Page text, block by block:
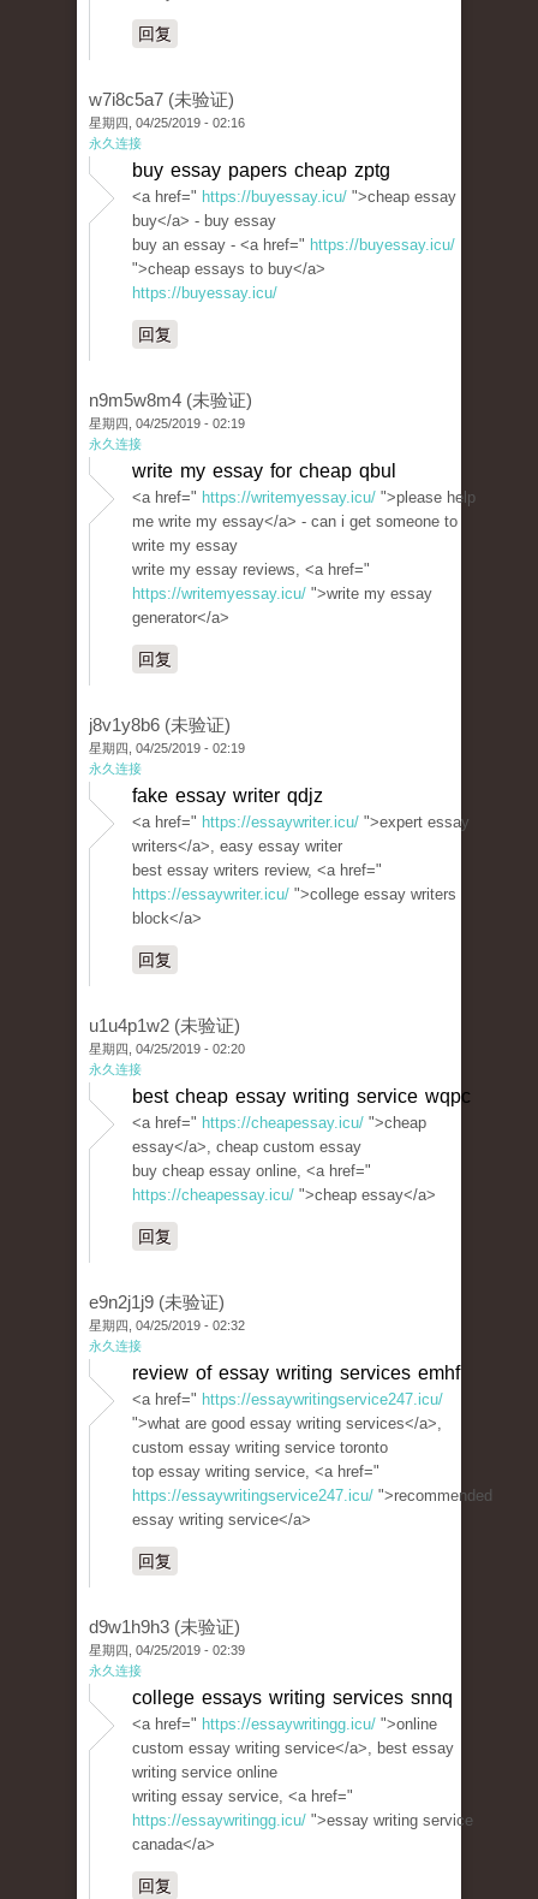
回复
w7i8c5a7 (未验证)
星期四, 04/25/2019 - 02:16
永久连接
buy essay papers cheap zptg
<a href=" https://buyessay.icu/ ">cheap essay
buy</a> - buy essay
buy an essay - <a href=" https://buyessay.icu/
">cheap essays to buy</a>
https://buyessay.icu/
回复
n9m5w8m4 (未验证)
星期四, 04/25/2019 - 02:19
永久连接
write my essay for cheap qbul
<a href=" https://writemyessay.icu/ ">please help
me write my essay</a> - can i get someone to
write my essay
write my essay reviews, <a href="
https://writemyessay.icu/ ">write my essay
generator</a>
回复
j8v1y8b6 (未验证)
星期四, 04/25/2019 - 02:19
永久连接
fake essay writer qdjz
<a href=" https://essaywriter.icu/ ">expert essay
writers</a>, easy essay writer
best essay writers review, <a href="
https://essaywriter.icu/ ">college essay writers
block</a>
回复
u1u4p1w2 (未验证)
星期四, 04/25/2019 - 02:20
永久连接
best cheap essay writing service wqpc
<a href=" https://cheapessay.icu/ ">cheap
essay</a>, cheap custom essay
buy cheap essay online, <a href="
https://cheapessay.icu/ ">cheap essay</a>
回复
e9n2j1j9 (未验证)
星期四, 04/25/2019 - 02:32
永久连接
review of essay writing services emhf
<a href=" https://essaywritingservice247.icu/
">what are good essay writing services</a>,
custom essay writing service toronto
top essay writing service, <a href="
https://essaywritingservice247.icu/ ">recommended
essay writing service</a>
回复
d9w1h9h3 (未验证)
星期四, 04/25/2019 - 02:39
永久连接
college essays writing services snnq
<a href=" https://essaywritingg.icu/ ">online
custom essay writing service</a>, best essay
writing service online
writing essay service, <a href="
https://essaywritingg.icu/ ">essay writing service
canada</a>
回复